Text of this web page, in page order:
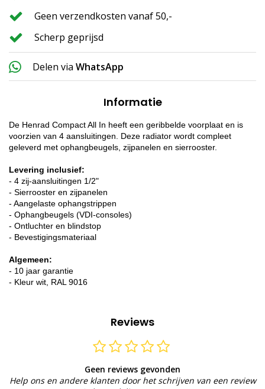
Geen verzendkosten vanaf 50,-
Scherp geprijsd
Delen via WhatsApp
Informatie
De Henrad Compact All In heeft een geribbelde voorplaat en is
voorzien van 4 aansluitingen. Deze radiator wordt compleet
geleverd met ophangbeugels, zijpanelen en sierrooster.
Levering inclusief:
- 4 zij-aansluitingen 1/2"
- Sierrooster en zijpanelen
- Aangelaste ophangstrippen
- Ophangbeugels (VDI-consoles)
- Ontluchter en blindstop
- Bevestigingsmateriaal
Algemeen:
- 10 jaar garantie
- Kleur wit, RAL 9016
Reviews
Geen reviews gevonden
Help ons en andere klanten door het schrijven van een review